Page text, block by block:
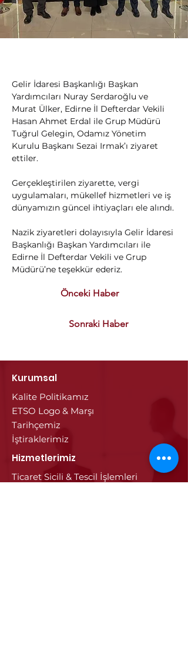
Gelir İdaresi Başkanlığı Başkan
Yardımcıları Nuray Serdaroğlu ve
Murat Ülker, Edirne İl Defterdar Vekili
Hasan Ahmet Erdal ile Grup Müdürü
Tuğrul Gelegin, Odamız Yönetim
Kurulu Başkanı Sezai Irmak’ı ziyaret
ettiler.
Gerçekleştirilen ziyarette, vergi
uygulamaları, mükellef hizmetleri ve iş
dünyamızın güncel ihtiyaçları ele alındı.
Nazik ziyaretleri dolayısıyla Gelir İdaresi
Başkanlığı Başkan Yardımcıları ile
Edirne İl Defterdar Vekili ve Grup
Müdürü’ne teşekkür ederiz.
Önceki Haber
Sonraki Haber
Kurumsal
Kalite Politikamız
ETSO Logo & Marşı
Tarihçemiz
İştiraklerimiz
Hizmetlerimiz
Ticaret Sicili & Tescil İşlemleri